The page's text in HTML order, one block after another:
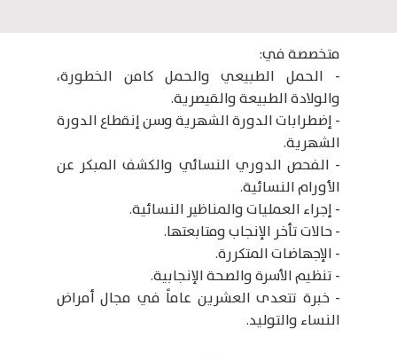
متخصصة في:
- الحمل الطبيعي والحمل كامن الخطورة،
والولادة الطبيعة والقيصرية.
- إضطرابات الدورة الشهرية وسن إنقطاع الدورة
الشهرية.
- الفحص الدوري النساﺋﻲ والكشف المبكر عن
الأورام النسائية.
- إجراء العمليات والمناظﻴﺮ النسائية.
- حالات تأخر الإنجاب ومتابعتها.
- الإجهاضات المتكررة.
- تنظيم الأسرة والصحة الإنجابية.
- خبرة تتعدى العشرين عاماً في مجال أمراض
النساء والتوليد.